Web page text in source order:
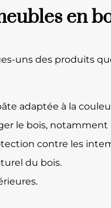
en
uns des produits
adaptée à la
le bois, notamment
contre les
du bois.